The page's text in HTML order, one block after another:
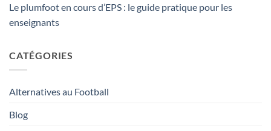
Le plumfoot en cours d’EPS : le guide pratique pour les
enseignants
CATÉGORIES
Alternatives au Football
Blog